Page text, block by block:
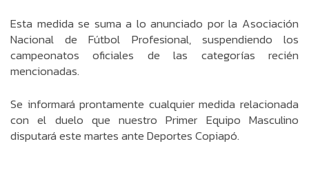
Esta medida se suma a lo anunciado por la Asociación
Nacional de Fútbol Profesional, suspendiendo los
campeonatos oficiales de las categorías recién
mencionadas.
Se informará prontamente cualquier medida relacionada
con el duelo que nuestro Primer Equipo Masculino
disputará este martes ante Deportes Copiapó.